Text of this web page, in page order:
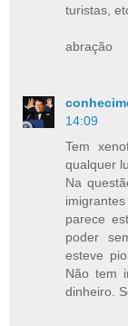
turistas,
abração
14:09
Tem
qualquer
Na
parece
poder
esteve
Não tem
dinheiro.